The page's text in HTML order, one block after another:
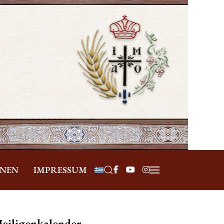
IMPRESSUM